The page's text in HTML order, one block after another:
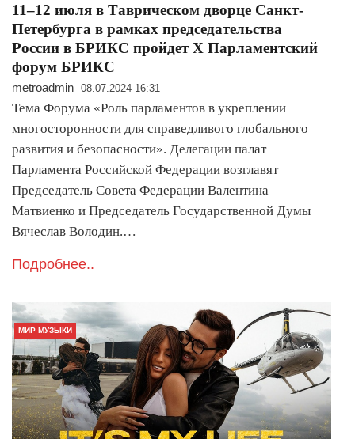
11–12 июля в Таврическом дворце Санкт-
Петербурга в рамках председательства
России в БРИКС пройдет X Парламентский
форум БРИКС
metroadmin 08.07.2024 16:31
Тема Форума «Роль парламентов в укреплении
многосторонности для справедливого глобального
развития и безопасности». Делегации палат
Парламента Российской Федерации возглавят
Председатель Совета Федерации Валентина
Матвиенко и Председатель Государственной Думы
Вячеслав Володин.…
Подробнее..
МИР МУЗЫКИ